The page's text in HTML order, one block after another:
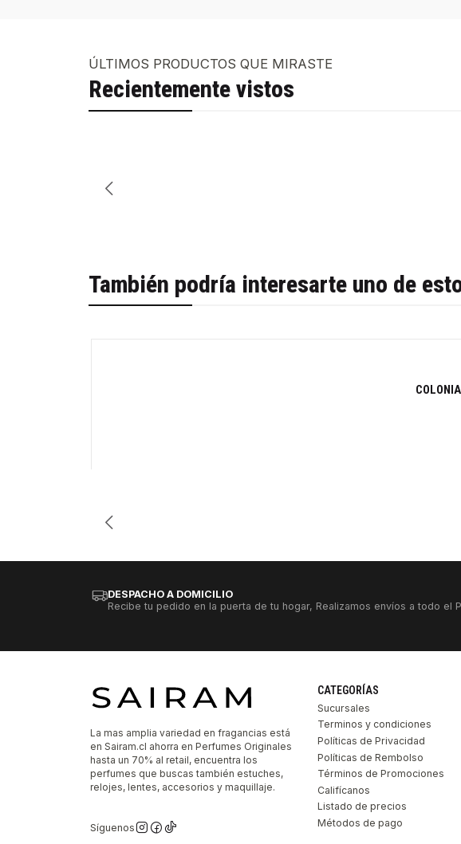
ÚLTIMOS PRODUCTOS QUE MIRASTE
Recientemente vistos
También podría interesarte uno de
DESPACHO A DOMICILIO
Recibe tu pedido en la puerta de tu hogar, Realizamos envíos a todo el
La mas amplia variedad en fragancias está
en Sairam.cl ahorra en Perfumes Originales
hasta un 70% al retail, encuentra los
perfumes que buscas también estuches,
relojes, lentes, accesorios y maquillaje.
Síguenos
CATEGORÍAS
Sucursales
Terminos y condiciones
Políticas de Privacidad
Políticas de Rembolso
Términos de Promociones
Califícanos
Listado de precios
Métodos de pago